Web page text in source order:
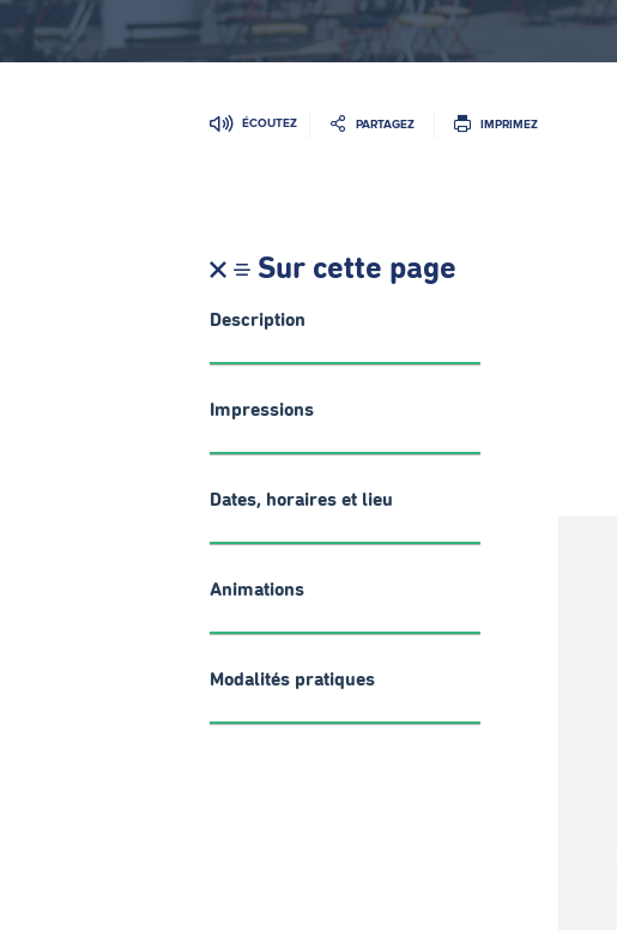
ÉCOUTEZ PARTAGEZ IMPRIMEZ
Sur cette page
Description
Impressions
Dates, horaires et lieu
Animations
Modalités pratiques